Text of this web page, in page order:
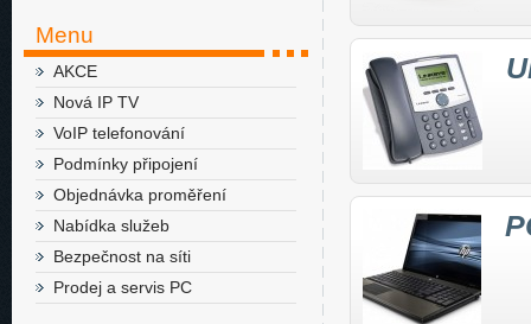
Menu
AKCE
Nová IP TV
VoIP telefonování
Podmínky připojení
Objednávka proměření
Nabídka služeb
Bezpečnost na síti
Prodej a servis PC